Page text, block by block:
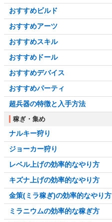
おすすめビルド
おすすめアーツ
おすすめスキル
おすすめドール
おすすめデバイス
おすすめパーティ
超兵器の特徴と入手方法
稼ぎ・集め
ナルキー狩り
ジョーカー狩り
レベル上げの効率的なやり方
キズナ上げの効率的なやり方
金策(ミラ稼ぎ)の効率的なやり方
ミラニウムの効率的な稼ぎ方